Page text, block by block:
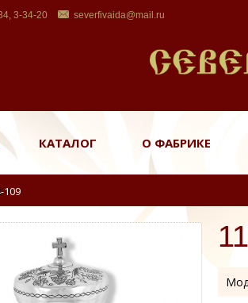
3-34-20 severfivaida@mail.ru
КАТАЛОГ О ФАБРИКЕ
109